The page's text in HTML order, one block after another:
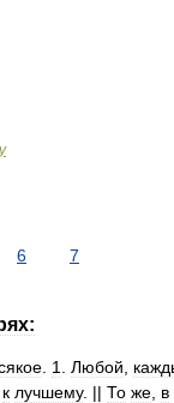
6 7
1 Любой
к лучшему. || То же в